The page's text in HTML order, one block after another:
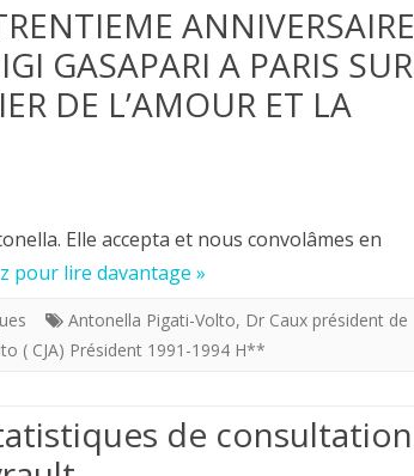
ANNIVERSAIRE
GASAPARI A PARIS SUR
DE L’AMOUR ET LA
Elle accepta et nous convolâmes en
pour lire davantage »
Antonella Pigati-Volto, Dr Caux président de
( CJA) Président 1991-1994 H**
de consultation